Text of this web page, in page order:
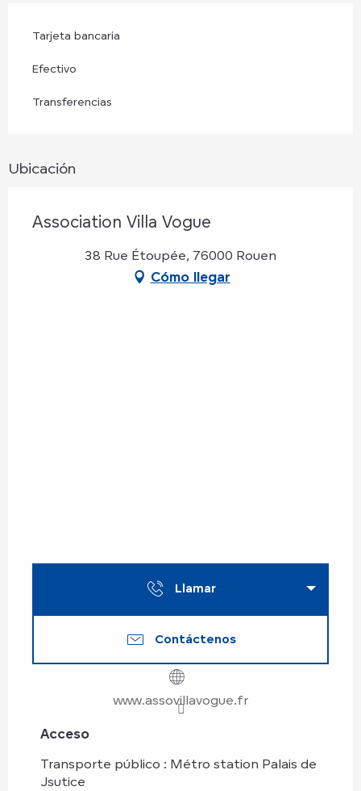
Tarjeta bancaria
Efectivo
Transferencias
Ubicación
Association Villa Vogue
38 Rue Étoupée, 76000 Rouen
Cómo llegar
Llamar
Contáctenos
www.assovillavogue.fr
Acceso
Acceso
Transporte público : Métro station Palais de
Jsutice